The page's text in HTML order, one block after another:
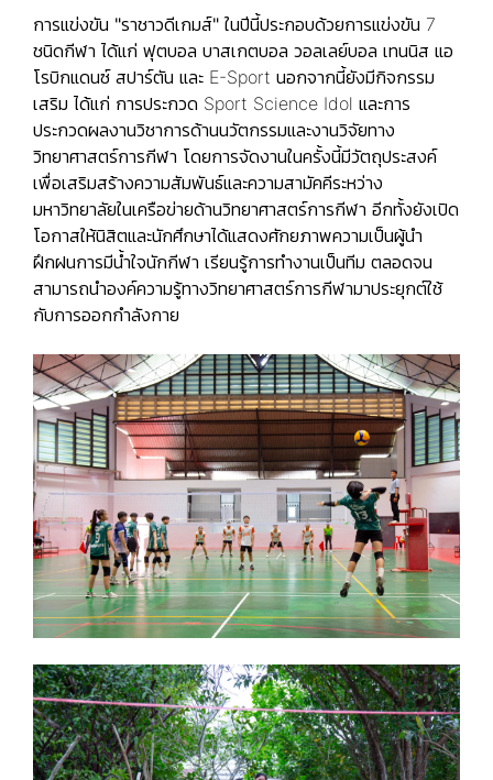
การแข่งขัน "ราชาวดีเกมส์"ในปีนี้ประกอบด้วยการแข่งขัน 7
ชนิดกีฬา ได้แก่ ฟุตบอล บาสเกตบอล วอลเลย์บอล เทนนิส แอ
โรบิกแดนซ์ สปาร์ตัน และ E-Sport นอกจากนี้ยังมีกิจกรรม
เสริม ได้แก่ การประกวด Sport Science Idol และการ
ประกวดผลงานวิชาการด้านนวัตกรรมและงานวิจัยทาง
วิทยาศาสตร์การกีฬา โดยการจัดงานในครั้งนี้มีวัตถุประสงค์
เพื่อเสริมสร้างความสัมพันธ์และความสามัคคีระหว่าง
มหาวิทยาลัยในเครือข่ายด้านวิทยาศาสตร์การกีฬา อีกทั้งยังเปิด
โอกาสให้นิสิตและนักศึกษาได้แสดงศักยภาพความเป็นผู้นำ
ฝึกฝนการมีน้ำใจนักกีฬา เรียนรู้การทำงานเป็นทีม ตลอดจน
สามารถนำองค์ความรู้ทางวิทยาศาสตร์การกีฬามาประยุกต์ใช้
กับการออกกำลังกาย